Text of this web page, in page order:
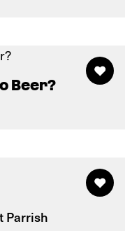
Beer?
Parrish